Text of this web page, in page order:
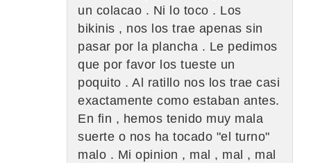
un colacao . Ni lo toco . Los
bikinis , nos los trae apenas sin
pasar por la plancha . Le pedimos
que por favor los tueste un
poquito . Al ratillo nos los trae casi
exactamente como estaban antes.
En fin , hemos tenido muy mala
suerte o nos ha tocado "el turno"
malo . Mi opinion , mal , mal , mal